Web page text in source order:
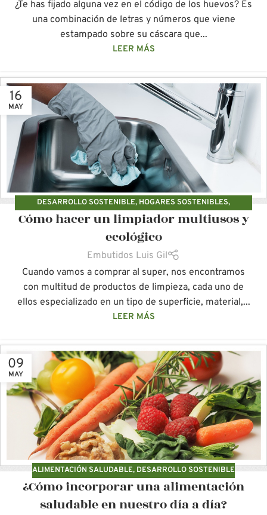
¿Te has fijado alguna vez en el código de los huevos? Es
una combinación de letras y números que viene
estampado sobre su cáscara que...
LEER MÁS
16
MAY
DESARROLLO SOSTENIBLE, HOGARES SOSTENIBLES,
PRODUCTOS NATURALES
Cómo hacer un limpiador multiusos y
ecológico
Embutidos Luis Gil
Cuando vamos a comprar al super, nos encontramos
con multitud de productos de limpieza, cada uno de
ellos especializado en un tipo de superficie, material,...
LEER MÁS
09
MAY
ALIMENTACIÓN SALUDABLE, DESARROLLO SOSTENIBLE
¿Cómo incorporar una alimentación
saludable en nuestro día a día?